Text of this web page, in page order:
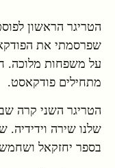
הטריגר הראשון
שפרסמתי את
על משפחות מלוכה.
מתחילים פודקאסט.
הטריגר השני קרה
שלנו שירה וידידיה.
בספר יחזקאל